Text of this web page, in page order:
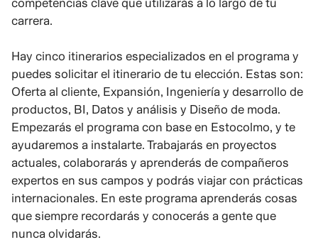
carrera.
Hay cinco itinerarios especializados en el programa y
puedes solicitar el itinerario de tu elección. Estas son:
Oferta al cliente, Expansión, Ingeniería y desarrollo de
productos, BI, Datos y análisis y Diseño de moda.
Empezarás el programa con base en Estocolmo, y te
ayudaremos a instalarte. Trabajarás en proyectos
actuales, colaborarás y aprenderás de compañeros
expertos en sus campos y podrás viajar con prácticas
internacionales. En este programa aprenderás cosas
que siempre recordarás y conocerás a gente que
nunca olvidarás.